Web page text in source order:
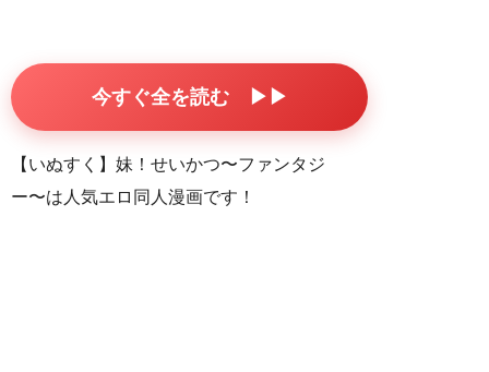
今すぐ全を読む ▶▶
【いぬすく】妹！せいかつ〜ファンタジ
ー〜は人気エロ同人漫画です！